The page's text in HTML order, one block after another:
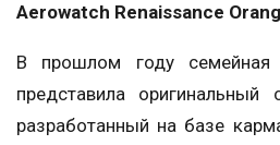
Aerowatch Renaissance
В прошлом году семейная
представила оригинальный
разработанный на базе